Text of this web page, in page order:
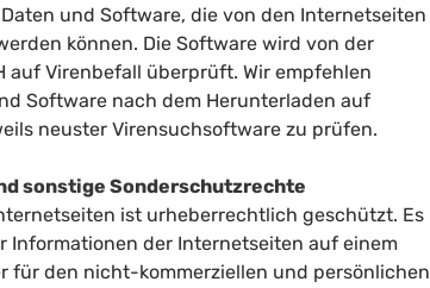
und Software, die von den Internetseiten
können. Die Software wird von der
auf Virenbefall überprüft. Wir empfehlen
Software nach dem Herunterladen auf
neuster Virensuchsoftware zu prüfen.
sonstige Sonderschutzrechte
ist urheberrechtlich geschützt. Es
Informationen der Internetseiten auf einem
für den nicht-kommerziellen und persönlichen